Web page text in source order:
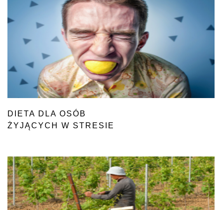
DIETA DLA OSÓB
ŻYJĄCYCH W STRESIE